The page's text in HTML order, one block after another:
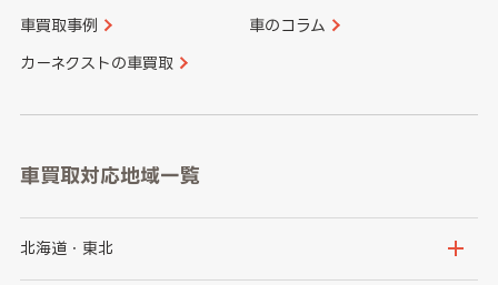
車買取事例 車のコラム
カーネクストの車買取
車買取対応地域一覧
北海道・東北